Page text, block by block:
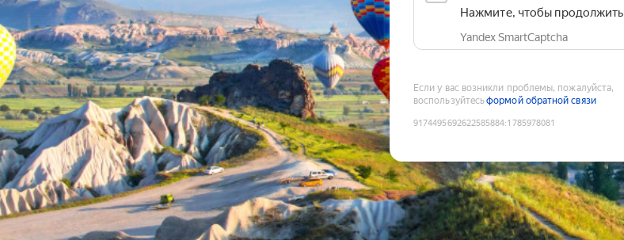
Нажмите, чтобы продолжить
Yandex SmartCaptcha
Если у вас возникли проблемы, пожалуйста,
воспользуйтесьформой обратной связи
9174495692622585884:1785978081